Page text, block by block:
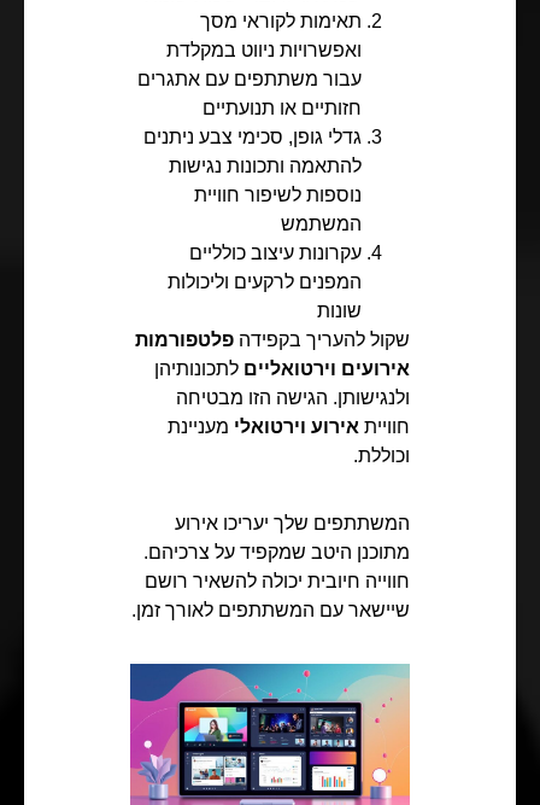
תאימות לקוראי מסך
ואפשרויות ניווט במקלדת
עבור משתתפים עם אתגרים
חזותיים או תנועתיים
גדלי גופן, סכימי צבע ניתנים
להתאמה ותכונות נגישות
נוספות לשיפור חוויית
המשתמש
עקרונות עיצוב כולליים
המפנים לרקעים וליכולות
שונות
שקול להעריך בקפידה פלטפורמות
אירועים וירטואליים לתכונותיהן
ולנגישותן. הגישה הזו מבטיחה
חוויית אירוע וירטואלי מעניינת
וכוללת.
המשתתפים שלך יעריכו אירוע
מתוכנן היטב שמקפיד על צרכיהם.
חווייה חיובית יכולה להשאיר רושם
שיישאר עם המשתתפים לאורך זמן.